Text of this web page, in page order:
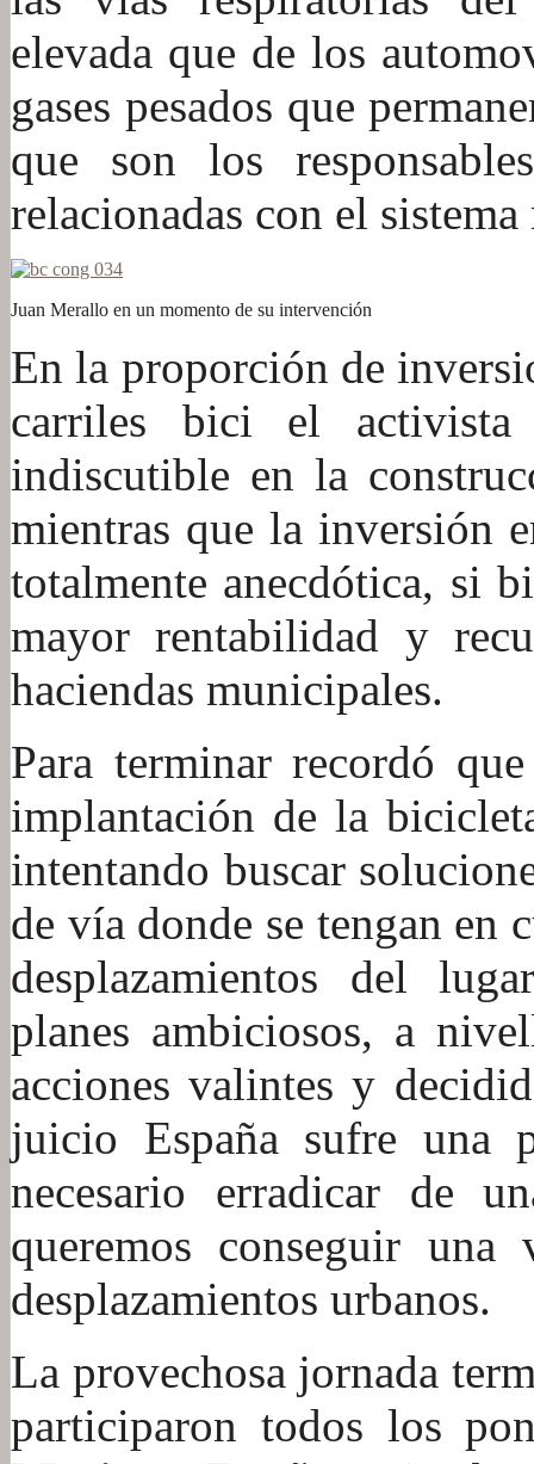
elevada que de los
gases pesados que
que son los
relacionadas con el
Juan Merallo en un momento de su intervención
En la proporción de
carriles bici el
indiscutible en la
mientras que la inversión
totalmente anecdótica, si
mayor rentabilidad y
haciendas municipales.
Para terminar recordó
implantación de la
intentando buscar
de vía donde se tengan en
desplazamientos del
planes ambiciosos, a
acciones valintes y
juicio España sufre una
necesario erradicar de
queremos conseguir una
desplazamientos urbanos.
La provechosa jornada
participaron todos los